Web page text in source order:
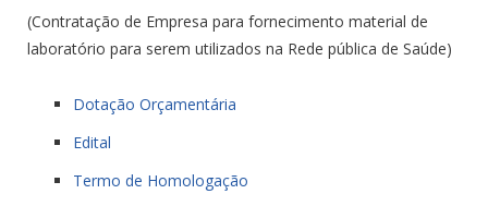
(Contratação de Empresa para fornecimento material de
laboratório para serem utilizados na Rede pública de Saúde)
Dotação Orçamentária
Edital
Termo de Homologação